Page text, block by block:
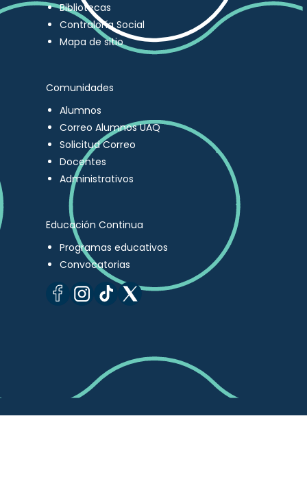
Bibliotecas
Contraloría Social
Mapa de sitio
Comunidades
Alumnos
Correo Alumnos UAQ
Solicitud Correo
Docentes
Administrativos
Educación Continua
Programas educativos
Convocatorias